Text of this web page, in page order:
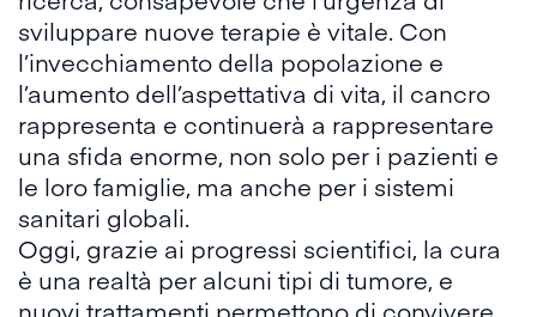
sviluppare nuove terapie è vitale. Con
l’invecchiamento della popolazione e
l’aumento dell’aspettativa di vita, il cancro
rappresenta e continuerà a rappresentare
una sfida enorme, non solo per i pazienti e
le loro famiglie, ma anche per i sistemi
sanitari globali.
Oggi, grazie ai progressi scientifici, la cura
è una realtà per alcuni tipi di tumore, e